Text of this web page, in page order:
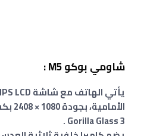
شاومي بوكو M5 :
Gorilla Glass 3 .